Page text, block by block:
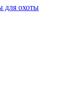
для охоты